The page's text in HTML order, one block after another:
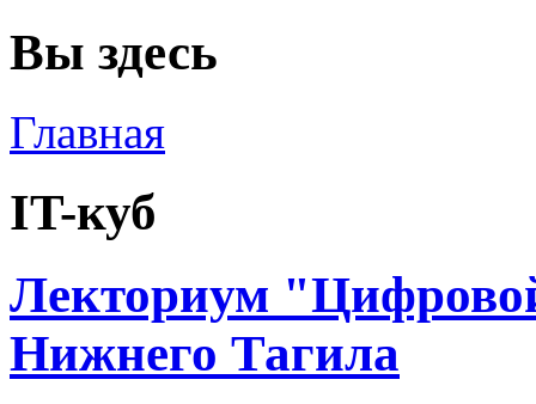
Вы здесь
Главная
IT-куб
Лекториум
Нижнего Тагила